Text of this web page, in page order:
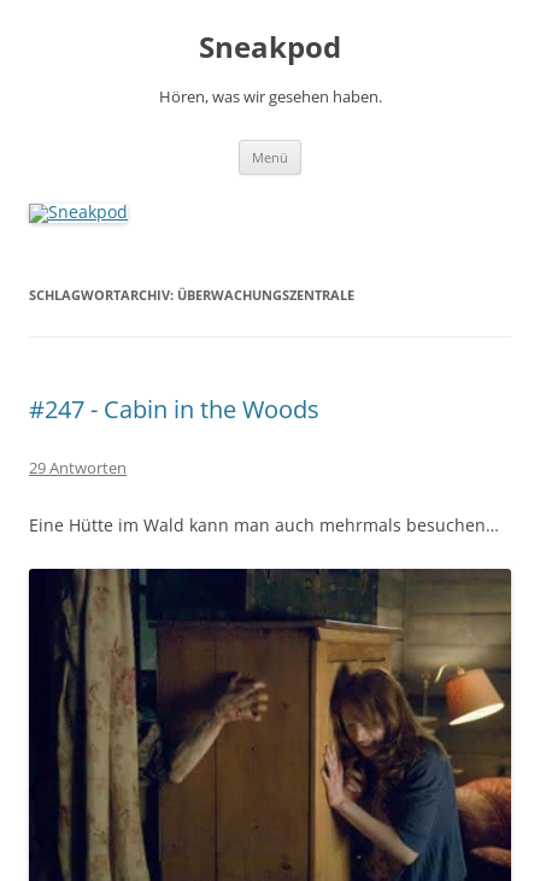
Sneakpod
Hören, was wir gesehen haben.
Menü
SCHLAGWORTARCHIV: ÜBERWACHUNGSZENTRALE
#247 - Cabin in the Woods
29 Antworten
Eine Hütte im Wald kann man auch mehrmals besuchen…